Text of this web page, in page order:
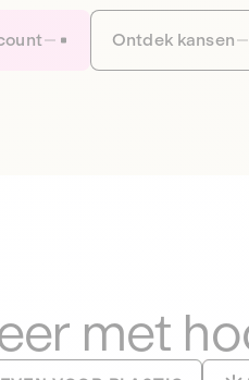
Ontdek kansen
met